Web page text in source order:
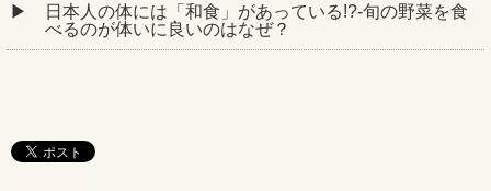
日本人の体には「和食」があっている!?-旬の野菜を食
べるのが体いに良いのはなぜ？